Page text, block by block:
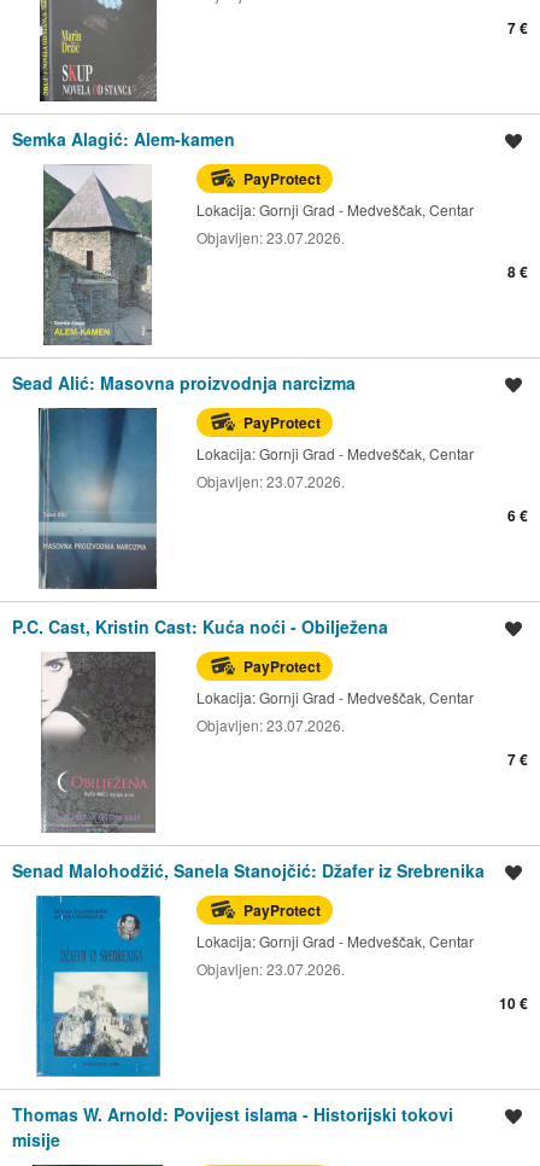
7 €
Semka Alagić: Alem-kamen
PayProtect
Lokacija:Gornji Grad - Medveščak, Centar
Objavljen:23.07.2026.
8 €
Sead Alić: Masovna proizvodnja narcizma
PayProtect
Lokacija:Gornji Grad - Medveščak, Centar
Objavljen:23.07.2026.
6 €
P.C. Cast, Kristin Cast: Kuća noći - Obilježena
PayProtect
Lokacija:Gornji Grad - Medveščak, Centar
Objavljen:23.07.2026.
7 €
Senad Malohodžić, Sanela Stanojčić: Džafer iz Srebrenika
PayProtect
Lokacija:Gornji Grad - Medveščak, Centar
Objavljen:23.07.2026.
10 €
Thomas W. Arnold: Povijest islama - Historijski tokovi
misije